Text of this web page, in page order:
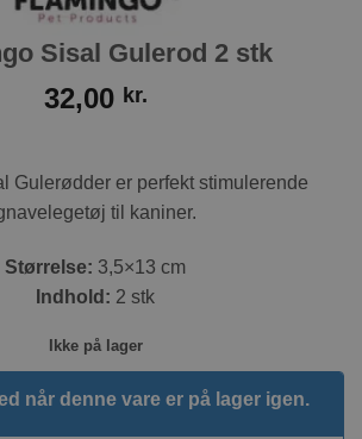
Sisal Gulerod 2 stk
32,00 kr.
Gulerødder er perfekt stimulerende
til kaniner.
Størrelse: 3,5×13 cm
Indhold: 2 stk
Ikke på lager
når denne vare er på lager igen.